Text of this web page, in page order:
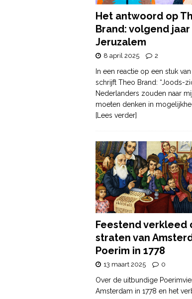
Het antwoord op
Brand: volgend jaar
Jeruzalem
8 april 2025 2
In een reactie op een stuk
schrijft Theo Brand: “Joods-
Nederlanders zouden naar
moeten denken in
[Lees verder]
Feestend verkleed
straten van
Poerim in 1778
13 maart 2025 0
Over de uitbundige
Amsterdam in 1778 en het